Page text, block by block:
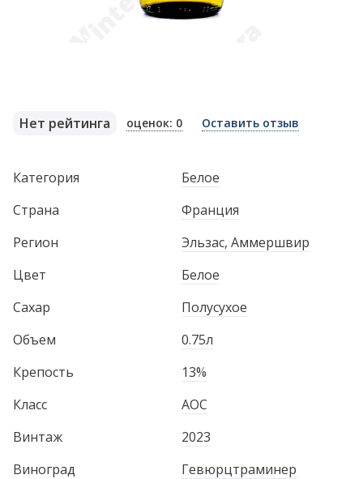
Нет рейтинга оценок: 0 Оставить отзыв
Категория
Белое
Страна
Франция
Регион
Эльзас, Аммершвир
Цвет
Белое
Сахар
Полусухое
Объем
0.75л
Крепость
13%
Класс
AOC
Винтаж
2023
Виноград
Гевюрцтраминер